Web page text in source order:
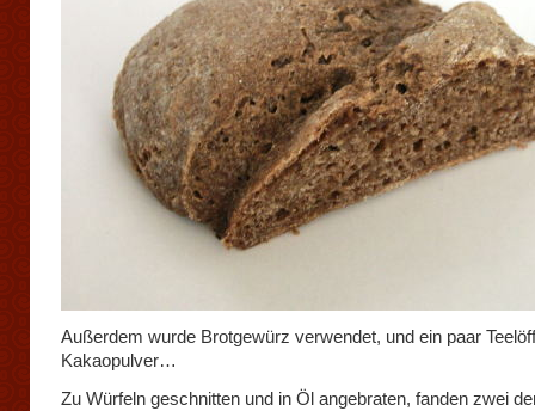
Außerdem wurde Brotgewürz verwendet, und ein paar
Kakaopulver…
Zu Würfeln geschnitten und in Öl angebraten, fanden zwei